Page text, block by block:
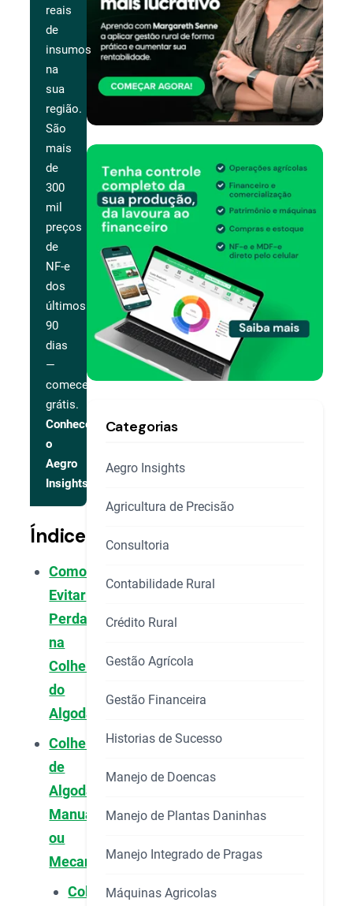
reais
de
insumos
na
sua
região.
São
mais
de
300
mil
preços
de
NF-e
dos
últimos
90
dias
—
comece
grátis.
Conhecer
o
Aegro
Insights
Índice
Como
Evitar
Perdas
na
Colheita
do
Algodão
Colheita
de
Algodão:
Manual
ou
Mecanizada?
Colhedora
Categorias
Aegro Insights
Agricultura de Precisão
Consultoria
Contabilidade Rural
Crédito Rural
Gestão Agrícola
Gestão Financeira
Historias de Sucesso
Manejo de Doencas
Manejo de Plantas Daninhas
Manejo Integrado de Pragas
Máquinas Agricolas